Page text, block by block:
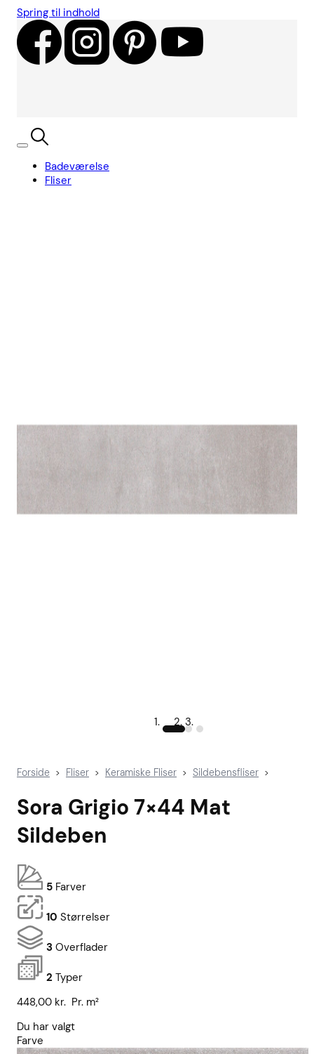
Spring til indhold
Badeværelse
Fliser
Forside > Fliser > Keramiske Fliser > Sildebensfliser >
Sora Grigio 7×44 Mat
Sildeben
5 Farver
10 Størrelser
3 Overflader
2 Typer
448,00 kr. Pr. m²
Du har valgt
Farve